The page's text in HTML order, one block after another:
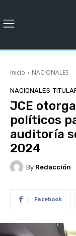
Inicio NACIONALES
NACIONALES
JCE
políticos
auditoría
2024
By Redacción
Facebook